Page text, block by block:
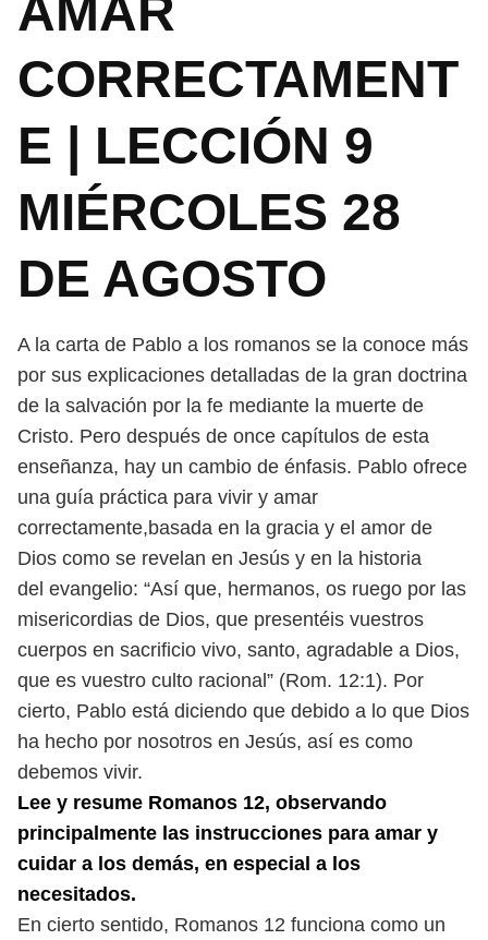
AMAR
CORRECTAMENT
E | LECCIÓN 9
MIÉRCOLES 28
DE AGOSTO
A la carta de Pablo a los romanos se la conoce más
por sus explicaciones detalladas de la gran doctrina
de la salvación por la fe mediante la muerte de
Cristo. Pero después de once capítulos de esta
enseñanza, hay un cambio de énfasis. Pablo ofrece
una guía práctica para vivir y amar
correctamente,basada en la gracia y el amor de
Dios como se revelan en Jesús y en la historia
del evangelio: “Así que, hermanos, os ruego por las
misericordias de Dios, que presentéis vuestros
cuerpos en sacrificio vivo, santo, agradable a Dios,
que es vuestro culto racional” (Rom. 12:1). Por
cierto, Pablo está diciendo que debido a lo que Dios
ha hecho por nosotros en Jesús, así es como
debemos vivir.
Lee y resume Romanos 12, observando
principalmente las instrucciones para amar y
cuidar a los demás, en especial a los
necesitados.
En cierto sentido, Romanos 12 funciona como un